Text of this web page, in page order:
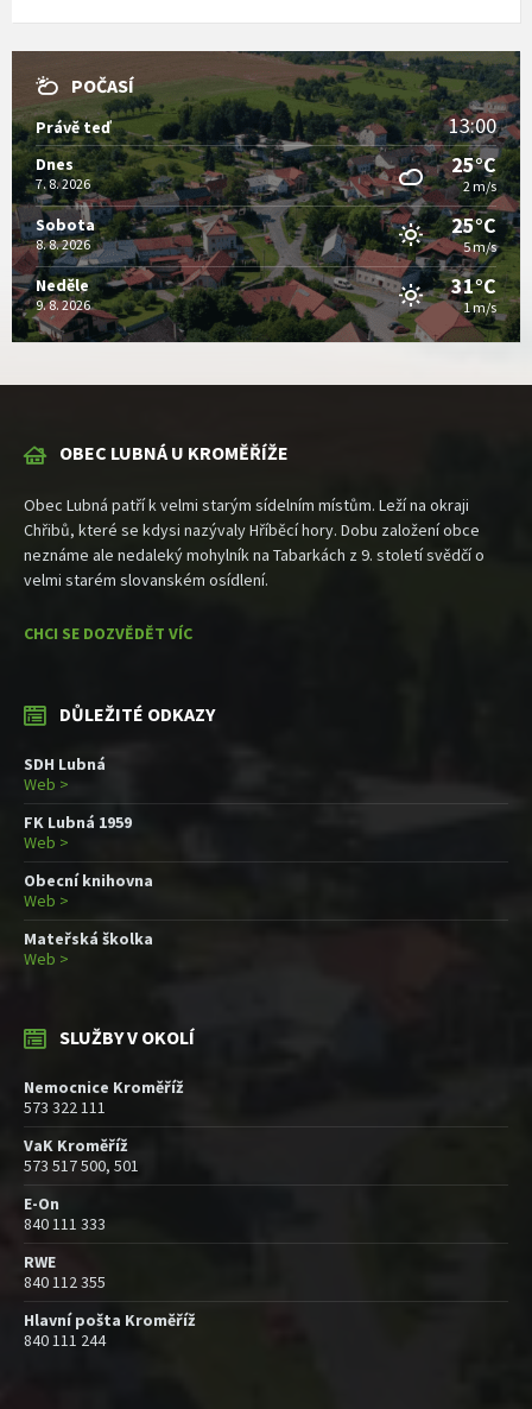
POČASÍ
Právě teď 13:00
Dnes
7. 8. 2026
25°C
2 m/s
Sobota
8. 8. 2026
25°C
5 m/s
Neděle
9. 8. 2026
31°C
1 m/s
OBEC LUBNÁ U KROMĚŘÍŽE
Obec Lubná patří k velmi starým sídelním místům. Leží na okraji
Chřibů, které se kdysi nazývaly Hříběcí hory. Dobu založení obce
neznáme ale nedaleký mohylník na Tabarkách z 9. století svědčí o
velmi starém slovanském osídlení.
CHCI SE DOZVĚDĚT VÍC
DŮLEŽITÉ ODKAZY
SDH Lubná
Web >
FK Lubná 1959
Web >
Obecní knihovna
Web >
Mateřská školka
Web >
SLUŽBY V OKOLÍ
Nemocnice Kroměříž
573 322 111
VaK Kroměříž
573 517 500, 501
E-On
840 111 333
RWE
840 112 355
Hlavní pošta Kroměříž
840 111 244